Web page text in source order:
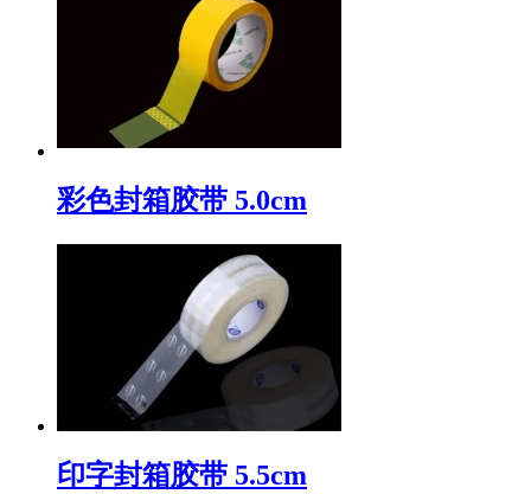
彩色封箱胶带 5.0cm
印字封箱胶带 5.5cm